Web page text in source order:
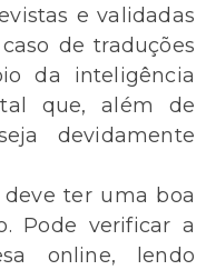
e validadas
de traduções
da inteligência
que, além de
devidamente
deve ter uma boa
Pode verificar a
online, lendo